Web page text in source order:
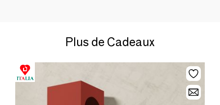
Plus de Cadeaux